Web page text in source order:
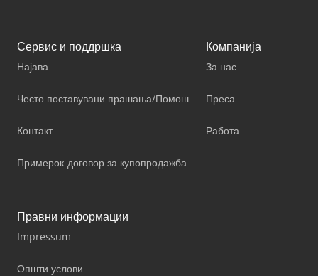
Сервис и поддршка
Најава
Често поставувани прашања/Помош
Контакт
Примерок-договор за купопродажба
Компанија
За нас
Преса
Работа
Правни информации
Impressum
Општи услови